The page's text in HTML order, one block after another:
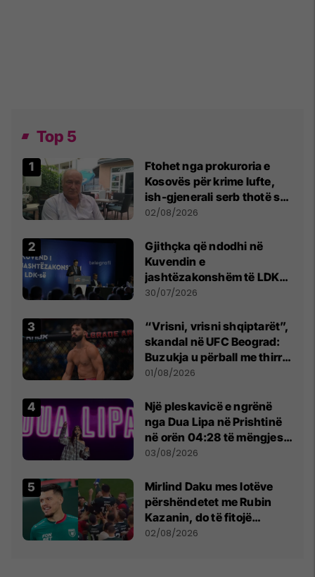
Top 5
Ftohet nga prokuroria e
Kosovës për krime lufte,
ish-gjenerali serb thotë se
dikush e tradhtoi në
02/08/2026
Gjithçka që ndodhi në
Kuvendin e
jashtëzakonshëm të LDK-
së
30/07/2026
“Vrisni, vrisni shqiptarët”,
skandal në UFC Beograd:
Buzukja u përball me thirrje
anti-shqiptare nga
01/08/2026
Një pleskavicë e ngrënë
nga Dua Lipa në Prishtinë
në orën 04:28 të mëngjesit
- dhe bota digjitale serbe
03/08/2026
Mirlind Daku mes lotëve
përshëndetet me Rubin
Kazanin, do të fitojë
miliona te Spartak Moska
02/08/2026